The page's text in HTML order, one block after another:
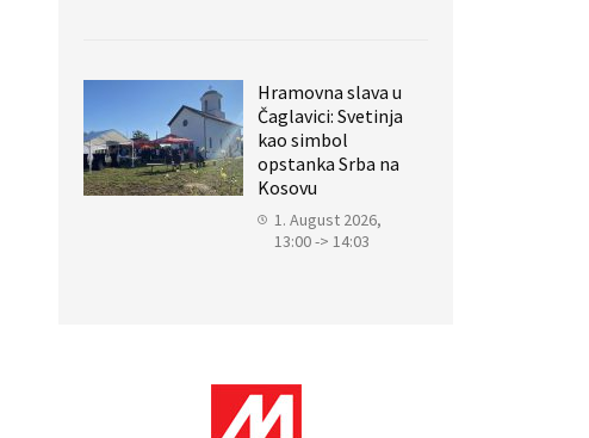
Hramovna slava u
Čaglavici: Svetinja
kao simbol
opstanka Srba na
Kosovu
1. August 2026,
13:00 -> 14:03